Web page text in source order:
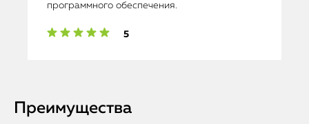
программного обеспечения.
5
Преимущества